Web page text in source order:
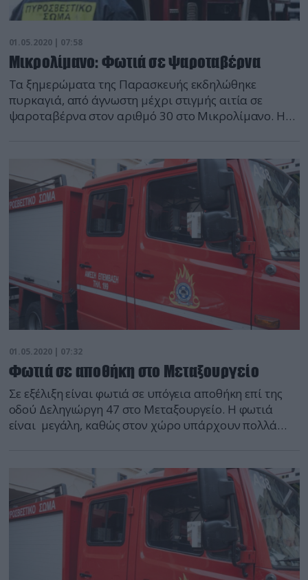
01.05.2020 | 07:58
Μικρολίμανο: Φωτιά σε ψαροταβέρνα
Τα ξημερώματα της Παρασκευής εκδηλώθηκε
πυρκαγιά, από άγνωστη μέχρι στιγμής αιτία σε
ψαροταβέρνα στον αριθμό 30 στο Μικρολίμανο. H
01.05.2020 | 07:32
Φωτιά σε αποθήκη στο Μεταξουργείο
Σε εξέλιξη είναι φωτιά σε υπόγεια αποθήκη επί της
οδού Δεληγιώργη 47 στο Μεταξουργείο. Η φωτιά
είναι μεγάλη, καθώς στον χώρο υπάρχουν πολλά
στιγμής δεν υπάρχουν πληροφορίες για
εγκλωβισμένα άτομα.